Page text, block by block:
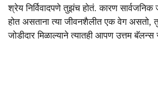
श्रेय निर्विवादपणे तुझंच होतं. कारण सार्वजनिक
होत असताना त्या जीवनशैलीत एक वेग असतो,
जोडीदार मिळाल्याने त्यातही आपण उत्तम